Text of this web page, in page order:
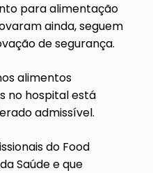
para alimentação
ainda, seguem
de segurança.
alimentos
no hospital está
admissível.
do Food
Saúde e que